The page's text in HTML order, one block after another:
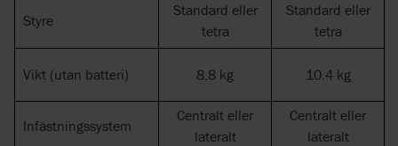
Styre
Standard eller
tetra
Standard eller
tetra
Vikt (utan batteri) 8.8 kg 10.4 kg
Infästningssystem
Centralt eller
lateralt
Centralt eller
lateralt